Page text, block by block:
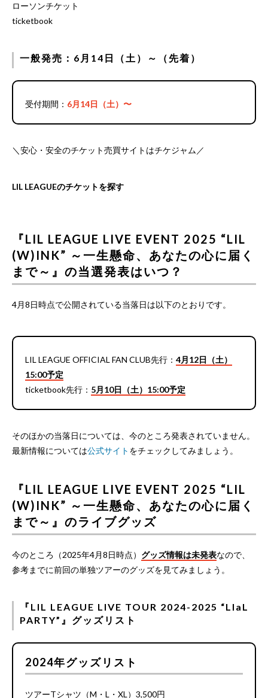
ローソンチケット
ticketbook
一般発売：6月14日（土）～（先着）
受付期間： 6月14日（土）〜
＼安心・安全のチケット売買サイトはチケジャム／
LIL LEAGUEのチケットを探す
『LIL LEAGUE LIVE EVENT 2025 “LIL
(W)INK” ～一生懸命、あなたの心に届く
まで～』の当選発表はいつ？
4月8日時点で公開されている当落日は以下のとおりです。
LIL LEAGUE OFFICIAL FAN CLUB先行： 4月12日（土）
15:00予定
ticketbook先行： 5月10日（土）15:00予定
そのほかの当落日については、今のところ発表されていません。
最新情報については公式サイト をチェックしてみましょう。
『LIL LEAGUE LIVE EVENT 2025 “LIL
(W)INK” ～一生懸命、あなたの心に届く
まで～』のライブグッズ
今のところ（2025年4月8日時点） グッズ情報は未発表なので、
参考までに前回の単独ツアーのグッズを見てみましょう。
『LIL LEAGUE LIVE TOUR 2024-2025 “LIaL
PARTY”』グッズリスト
2024年グッズリスト
ツアーTシャツ（M・L・XL）3,500円